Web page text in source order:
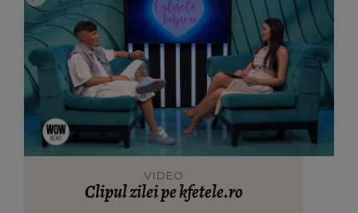
VIDEO
Clipul zilei pe kfetele.ro